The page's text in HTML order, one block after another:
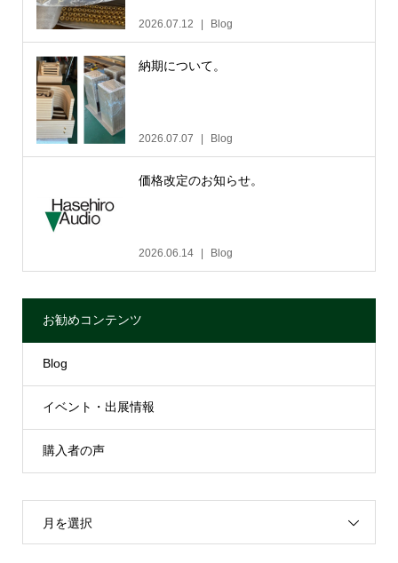
2026.07.12 Blog
納期について。
2026.07.07 Blog
価格改定のお知らせ。
2026.06.14 Blog
お勧めコンテンツ
Blog
イベント・出展情報
購入者の声
月を選択